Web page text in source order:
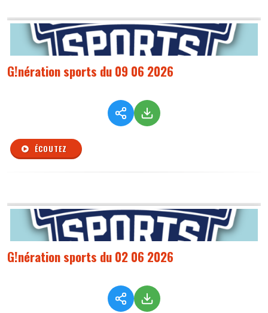
G!nération sports du 09 06 2026
ÉCOUTEZ
G!nération sports du 02 06 2026